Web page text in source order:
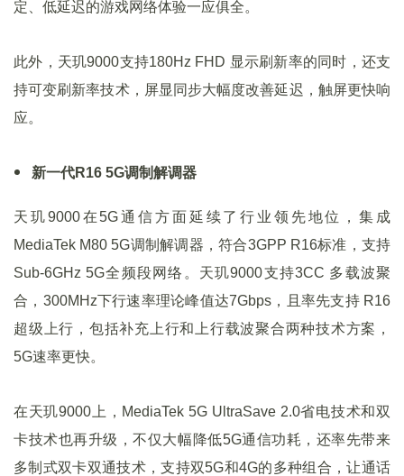
定、低延迟的游戏网络体验一应俱全。
此外，天玑9000支持180Hz FHD 显示刷新率的同时，还支
持可变刷新率技术，屏显同步大幅度改善延迟，触屏更快响
应。
新一代R16 5G调制解调器
天玑9000在5G通信方面延续了行业领先地位，集成
MediaTek M80 5G调制解调器，符合3GPP R16标准，支持
Sub-6GHz 5G全频段网络。天玑9000支持3CC 多载波聚
合，300MHz下行速率理论峰值达7Gbps，且率先支持 R16
超级上行，包括补充上行和上行载波聚合两种技术方案，
5G速率更快。
在天玑9000上，MediaTek 5G UltraSave 2.0省电技术和双
卡技术也再升级，不仅大幅降低5G通信功耗，还率先带来
多制式双卡双通技术，支持双5G和4G的多种组合，让通话